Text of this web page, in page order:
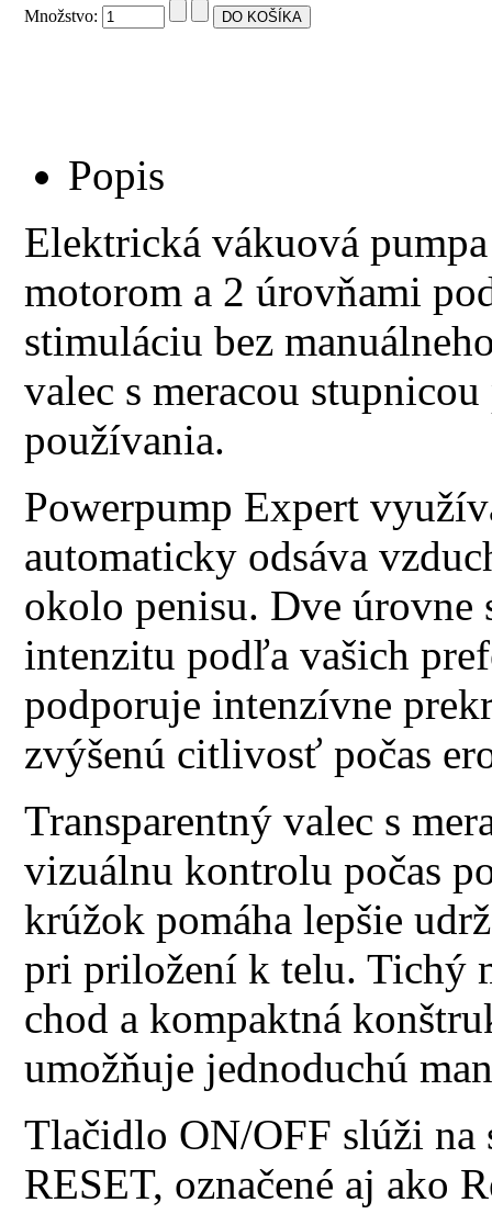
Množstvo:
Popis
Elektrická vákuová
motorom a 2 úrovňami
stimuláciu bez
valec s meracou
používania.
Powerpump Expert
automaticky odsáva
okolo penisu. Dve
intenzitu podľa vašich
podporuje intenzívne
zvýšenú citlivosť počas
Transparentný valec s
vizuálnu kontrolu počas
krúžok pomáha lepšie
pri priložení k telu. Tichý
chod a kompaktná
umožňuje jednoduchú
Tlačidlo ON/OFF slúži na
RESET, označené aj ako